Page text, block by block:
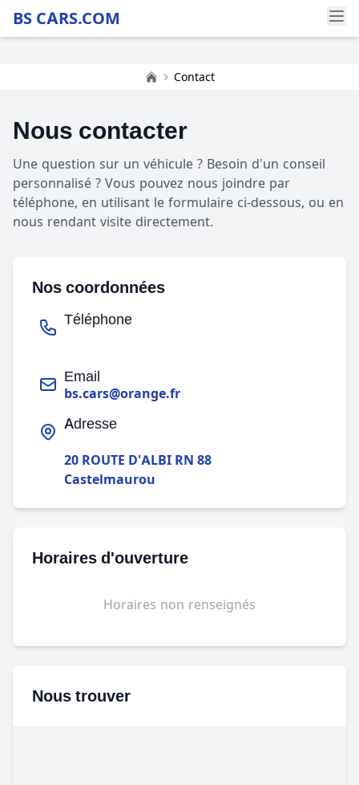
BS CARS.COM
Contact
Nous contacter
Une question sur un véhicule ? Besoin d'un conseil
personnalisé ? Vous pouvez nous joindre par
téléphone, en utilisant le formulaire ci-dessous, ou en
nous rendant visite directement.
Nos coordonnées
Téléphone
Email
bs.cars@orange.fr
Adresse
20 ROUTE D'ALBI RN 88
Castelmaurou
Horaires d'ouverture
Horaires non renseignés
Nous trouver